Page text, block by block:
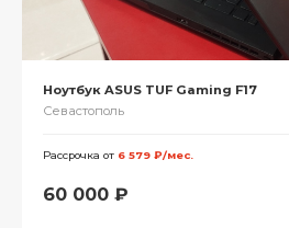
Ноутбук ASUS TUF Gaming F17
Севастополь
Рассрочка от 6 579 ₽/мес.
60 000 ₽